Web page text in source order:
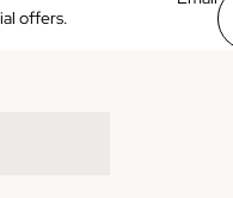
offers.